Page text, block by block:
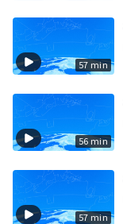
57 min
56 min
57 min